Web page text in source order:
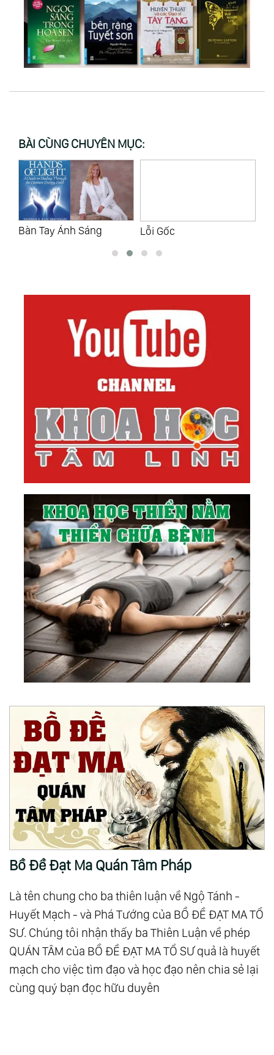
BÀI CÙNG CHUYÊN MỤC:
Lỗi Gốc Trốn Tìm
Bồ Đề Đạt Ma Quán Tâm Pháp
Là tên chung cho ba thiên luận về Ngộ Tánh -
Huyết Mạch - và Phá Tướng của BỒ ĐỀ ĐẠT MA TỔ
SƯ. Chúng tôi nhận thấy ba Thiên Luận về phép
QUÁN TÂM của BỒ ĐỀ ĐẠT MA TỔ SƯ quả là huyết
mạch cho việc tìm đạo và học đạo nên chia sẻ lại
cùng quý bạn đọc hữu duyên